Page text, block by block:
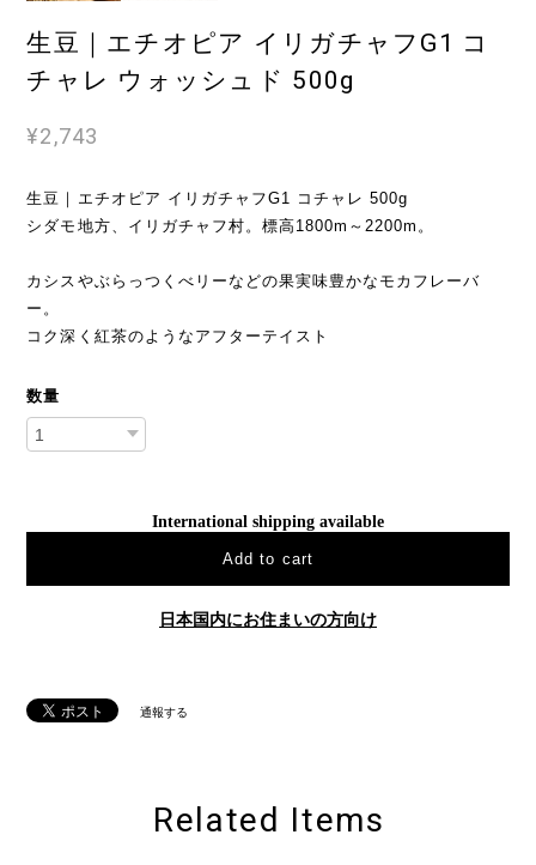
生豆｜エチオピア イリガチャフG1 コ
チャレ ウォッシュド 500g
¥2,743
生豆｜エチオピア イリガチャフG1 コチャレ 500g
シダモ地方、イリガチャフ村。標高1800m～2200m。
カシスやぶらっつくべリーなどの果実味豊かなモカフレーバ
ー。
コク深く紅茶のようなアフターテイスト
数量
International shipping available
Add to cart
日本国内にお住まいの方向け
通報する
Related Items